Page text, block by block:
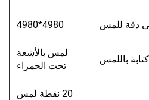
دقة للمس 4980*4980
كتابة باللمس
لمس بالأشعة
تحت الحمراء
20 نقطة لمس